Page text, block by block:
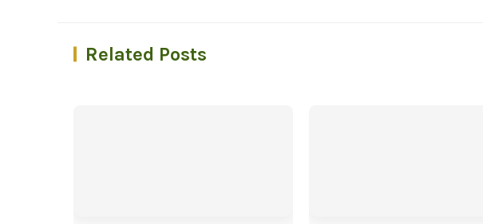
Related Posts